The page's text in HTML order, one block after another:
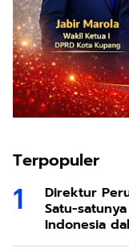
Terpopuler
Direktur
Satu-
Indonesia
di Taiwan